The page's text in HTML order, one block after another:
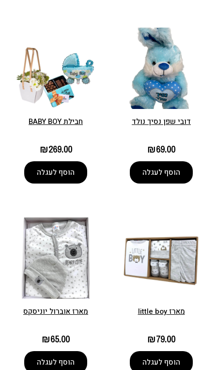
דובי שפן נסיך נולד
₪69.00
הוסף לעגלה
חבילת BABY BOY
₪269.00
הוסף לעגלה
מארז little boy
₪79.00
הוסף לעגלה
מארז אוברול יוניסקס
₪65.00
הוסף לעגלה